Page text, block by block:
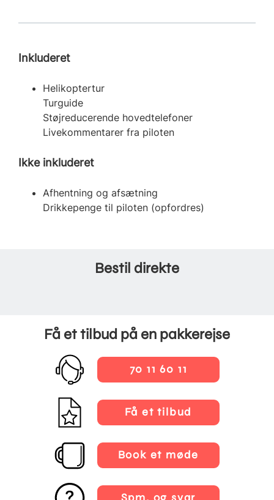
Inkluderet
Helikoptertur
Turguide
Støjreducerende hovedtelefoner
Livekommentarer fra piloten
Ikke inkluderet
Afhentning og afsætning
Drikkepenge til piloten (opfordres)
Bestil direkte
Få et tilbud på en pakkerejse
70 11 60 11
Få et tilbud
Book et møde